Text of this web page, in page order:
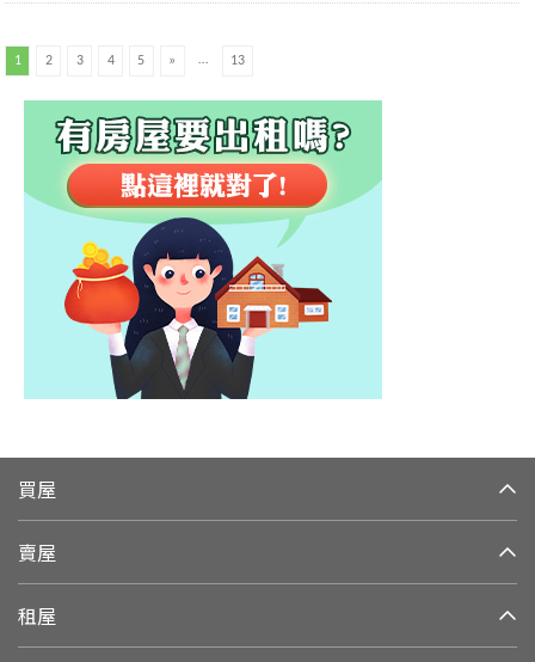
1 2 3 4 5 » … 13
買屋
賣屋
租屋